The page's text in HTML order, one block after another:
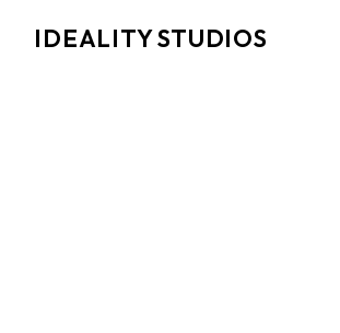
IDEALITY STUDIOS